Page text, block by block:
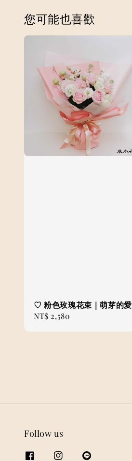
您可能也喜歡
♡ 粉色玫瑰花束｜萌芽的愛
Regular
NT$ 2,580
Follow us